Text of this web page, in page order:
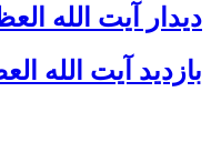
دیدار آیت الله
بازدید آیت الله